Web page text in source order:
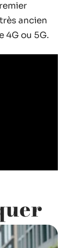
ancien
4G ou 5G.